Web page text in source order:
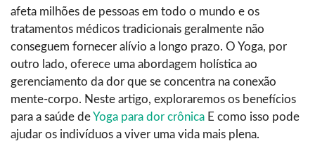
afeta milhões de pessoas em todo o mundo e os
tratamentos médicos tradicionais geralmente não
conseguem fornecer alívio a longo prazo. O Yoga, por
outro lado, oferece uma abordagem holística ao
gerenciamento da dor que se concentra na conexão
mente-corpo. Neste artigo, exploraremos os benefícios
para a saúde deYoga para dor crônica E como isso pode
ajudar os indivíduos a viver uma vida mais plena.